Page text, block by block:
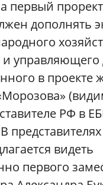
первый
дополнять
и управляющего
в проекте
РФ в
видеть
первого